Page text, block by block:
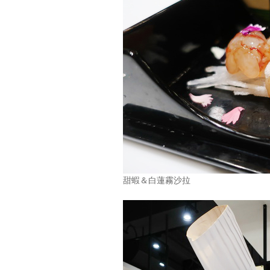
甜蝦＆白蓮霧沙拉